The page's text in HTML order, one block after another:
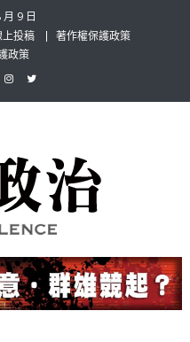
9 日
上投稿
著作權保護政策
政策
News
治評論家與專欄作家邀稿合作，
專業的選擇。